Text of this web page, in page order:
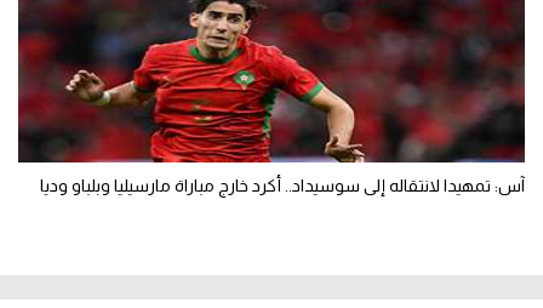
آس: تمهيدا لانتقاله إلى سوسيداد.. أكرد خارج مباراة مارسيليا وبلباو وديا